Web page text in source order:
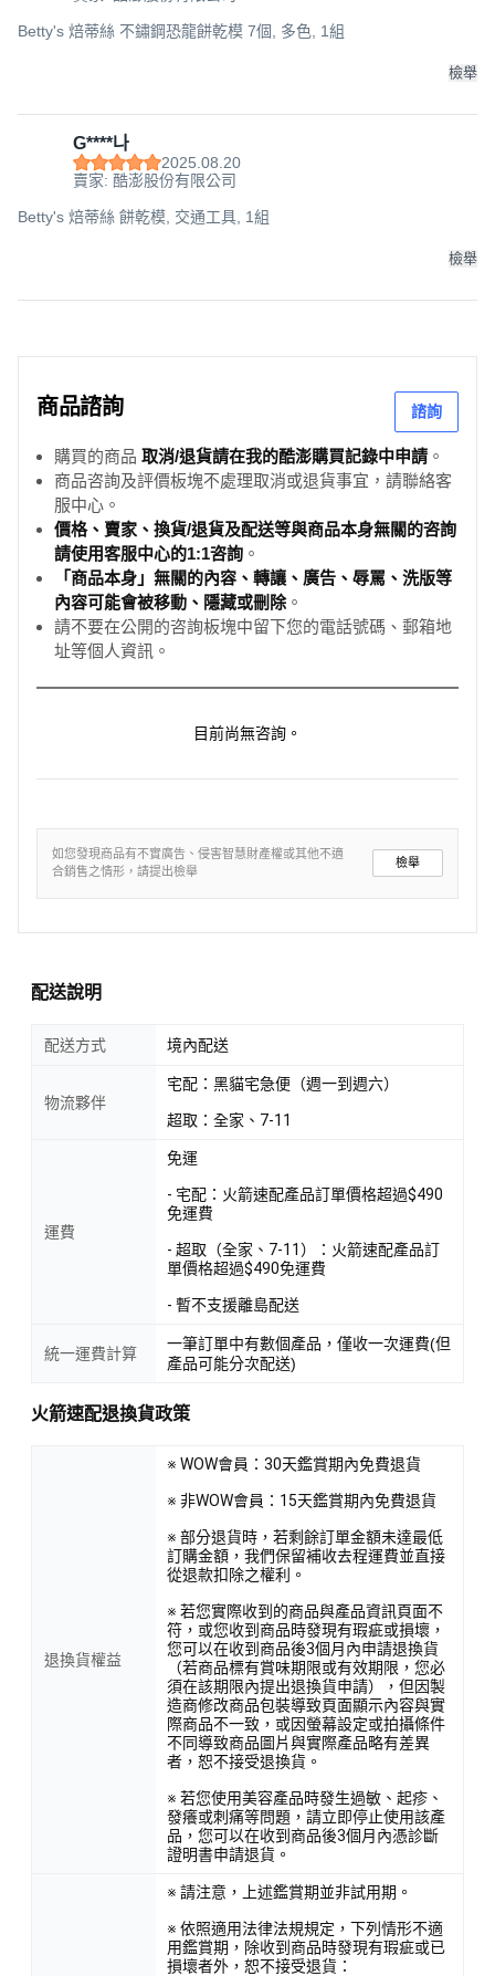
Betty's 焙蒂絲 不鏽鋼恐龍餅乾模 7個, 多色, 1組
檢舉
G****나
2025.08.20
賣家: 酷澎股份有限公司
Betty's 焙蒂絲 餅乾模, 交通工具, 1組
檢舉
商品諮詢 諮詢
購買的商品 取消/退貨請在我的酷澎購買記錄中申請 。
商品咨詢及評價板塊不處理取消或退貨事宜，請聯絡客
服中心。
價格、賣家、換貨/退貨及配送等與商品本身無關的咨詢
請使用客服中心的1:1咨詢 。
「商品本身」無關的內容、轉讓、廣告、辱罵、洗版等
內容可能會被移動、隱藏或刪除。
請不要在公開的咨詢板塊中留下您的電話號碼、郵箱地
址等個人資訊。
目前尚無咨詢。
如您發現商品有不實廣告、侵害智慧財產權或其他不適
合銷售之情形，請提出檢舉
檢舉
配送說明
配送方式 境內配送
物流夥伴
宅配：黑貓宅急便（週一到週六）
超取：全家、7-11
運費
免運
- 宅配：火箭速配產品訂單價格超過$490
免運費
- 超取（全家、7-11）：火箭速配產品訂
單價格超過$490免運費
- 暫不支援離島配送
統一運費計算
一筆訂單中有數個產品，僅收一次運費(但
產品可能分次配送)
火箭速配退換貨政策
退換貨權益
※ WOW會員：30天鑑賞期內免費退貨
※ 非WOW會員：15天鑑賞期內免費退貨
※ 部分退貨時，若剩餘訂單金額未達最低
訂購金額，我們保留補收去程運費並直接
從退款扣除之權利。
※ 若您實際收到的商品與產品資訊頁面不
符，或您收到商品時發現有瑕疵或損壞，
您可以在收到商品後3個月內申請退換貨
（若商品標有賞味期限或有效期限，您必
須在該期限內提出退換貨申請），但因製
造商修改商品包裝導致頁面顯示內容與實
際商品不一致，或因螢幕設定或拍攝條件
不同導致商品圖片與實際產品略有差異
者，恕不接受退換貨。
※ 若您使用美容產品時發生過敏、起疹、
發癢或刺痛等問題，請立即停止使用該產
品，您可以在收到商品後3個月內憑診斷
證明書申請退貨。
※ 請注意，上述鑑賞期並非試用期。
※ 依照適用法律法規規定，下列情形不適
用鑑賞期，除收到商品時發現有瑕疵或已
損壞者外，恕不接受退貨：